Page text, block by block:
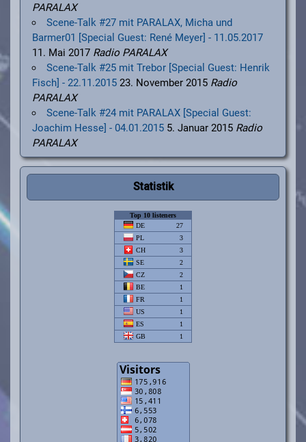
PARALAX
Scene-Talk #27 mit PARALAX, Micha und
Barmer01 [Special Guest: René Meyer] - 11.05.2017
11. Mai 2017 Radio PARALAX
Scene-Talk #25 mit Trebor [Special Guest: Henrik
Fisch] - 22.11.2015 23. November 2015 Radio
PARALAX
Scene-Talk #24 mit PARALAX [Special Guest:
Joachim Hesse] - 04.01.2015 5. Januar 2015 Radio
PARALAX
Statistik